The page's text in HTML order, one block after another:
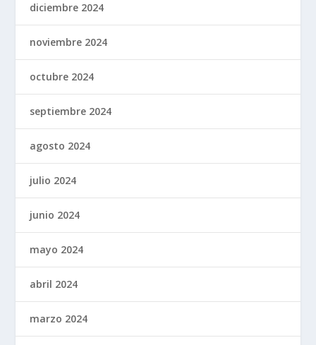
diciembre 2024
noviembre 2024
octubre 2024
septiembre 2024
agosto 2024
julio 2024
junio 2024
mayo 2024
abril 2024
marzo 2024